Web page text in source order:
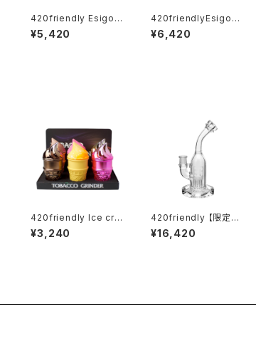
420friendly Esigo
(エジーゴ) - ミニスプ
ーン ガラスパイプ
¥5,420
420friendlyEsigo
(エジーゴ) -ウィグワグ
ガラスパイプ
¥6,420
420friendly Ice cre
am Cone Herb Grin
der (4層構造）グライン
¥3,240
420friendly 【限定コ
レクション】EG Glass
Tree Perc Diffuser
¥16,420